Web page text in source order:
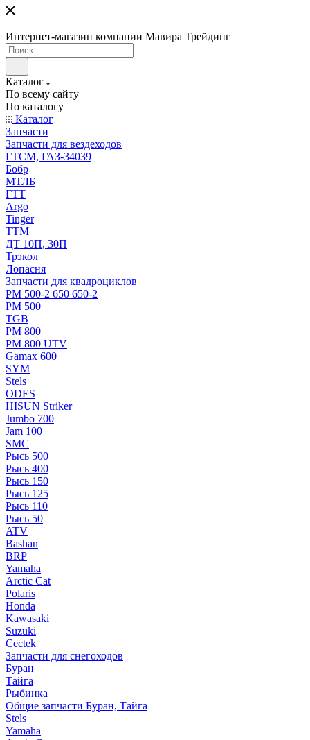
Интернет-магазин компании Мавира Трейдинг
Каталог
По всему сайту
По каталогу
Каталог
Запчасти
Запчасти для вездеходов
ГТСМ, ГАЗ-34039
Бобр
МТЛБ
ГТТ
Argo
Tinger
ТТМ
ДТ 10П, 30П
Трэкол
Лопасня
Запчасти для квадроциклов
РМ 500-2 650 650-2
РМ 500
TGB
РМ 800
РМ 800 UTV
Gamax 600
SYM
Stels
ОDЕS
HISUN Striker
Jumbo 700
Jam 100
SMC
Рысь 500
Рысь 400
Рысь 150
Рысь 125
Рысь 110
Рысь 50
ATV
Bashan
BRP
Yamaha
Arctic Cat
Polaris
Honda
Kawasaki
Suzuki
Cectek
Запчасти для снегоходов
Буран
Тайга
Рыбинка
Общие запчасти Буран, Тайга
Stels
Yamaha